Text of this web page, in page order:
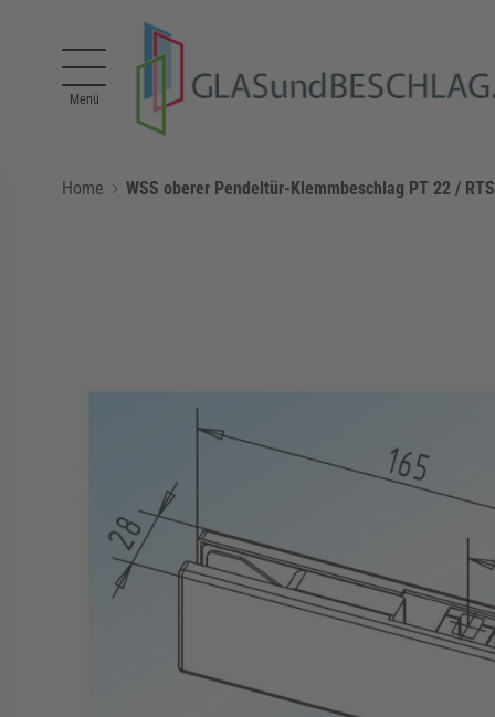
Menü
Home WSS oberer Pendeltür-Klemmbeschlag PT 22 /